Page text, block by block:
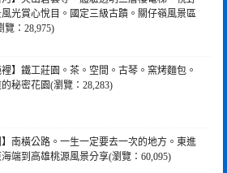
光賞心悅目。國定三級古蹟。關仔嶺風景區
覽：28,975)
裡】鐵工莊園。茶。空間。古琴。窯烤麵包。
秘密花園(瀏覽：28,283)
】南橫公路。一生一定要去一次的地方。東進
端到高雄桃源風景分享(瀏覽：60,095)